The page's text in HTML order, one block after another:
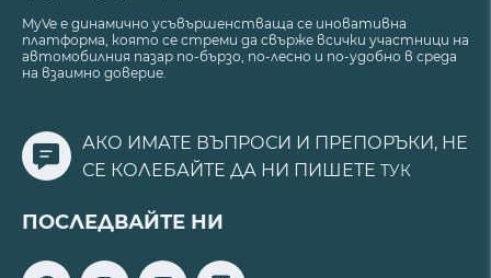
MyVe е динамично усъвършенстваща се иновативна
платформа, която се стреми да свърже всички участници на
автомобилния пазар по-бързо, по-лесно и по-удобно в среда
на взаимно доверие.
АКО ИМАТЕ ВЪПРОСИ И ПРЕПОРЪКИ, НЕ
СЕ КОЛЕБАЙТЕ ДА НИ ПИШЕТЕ ТУК
ПОСЛЕДВАЙТЕ НИ